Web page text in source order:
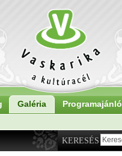
Galéria Programajánló
KERESÉS